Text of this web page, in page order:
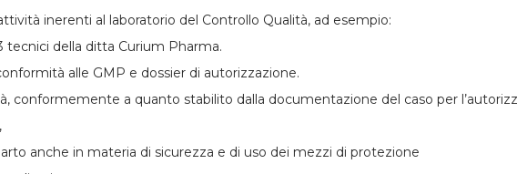
inerenti al laboratorio del Controllo Qualità, ad esempio:
tecnici della ditta Curium Pharma.
alle GMP e dossier di autorizzazione.
conformemente a quanto stabilito dalla documentazione del caso per
anche in materia di sicurezza e di uso dei mezzi di protezione